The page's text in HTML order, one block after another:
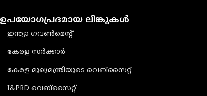
ഉപയോഗപ്രദമായ ലിങ്കുകൾ
ഇന്ത്യാ ഗവൺമെൻ്റ്
കേരള സർക്കാർ
കേരള മുഖ്യമന്ത്രിയുടെ വെബ്‌സൈറ്റ്
I&PRD വെബ്സൈറ്റ്